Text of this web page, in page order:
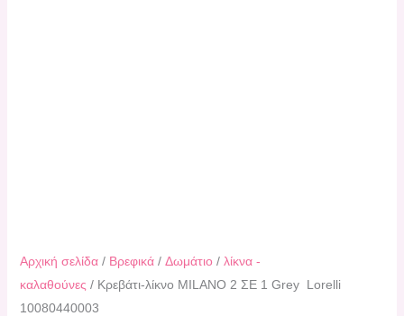
Αρχική σελίδα/ Βρεφικά/ Δωμάτιο/ λίκνα -
καλαθούνες / Κρεβάτι-λίκνο MILANO 2 ΣΕ 1 Grey Lorelli
10080440003